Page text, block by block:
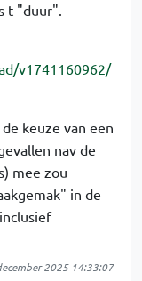
t "duur".
v1741160962/
keuze van een
nav de
mee zou
in de
2025 14:33:07